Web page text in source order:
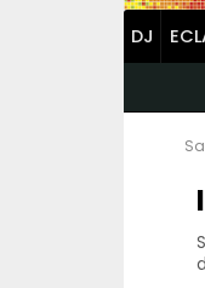
DJ